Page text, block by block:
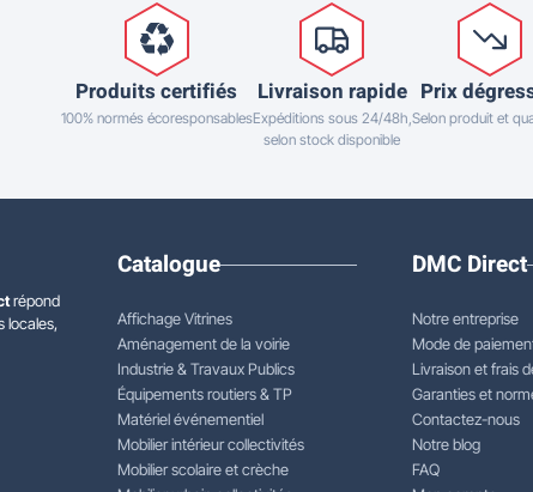
Produits certifiés
100% normés écoresponsables
Livraison rapide
Expéditions sous 24/48h,
selon stock disponible
Prix
Selon produit et
répond
locales,
Catalogue
Affichage Vitrines
Aménagement de la voirie
Industrie & Travaux Publics
Équipements routiers & TP
Matériel événementiel
Mobilier intérieur collectivités
Mobilier scolaire et crèche
DMC Direct
Notre entreprise
Mode de
Livraison et frais
Garanties et
Contactez-nous
Notre blog
FAQ